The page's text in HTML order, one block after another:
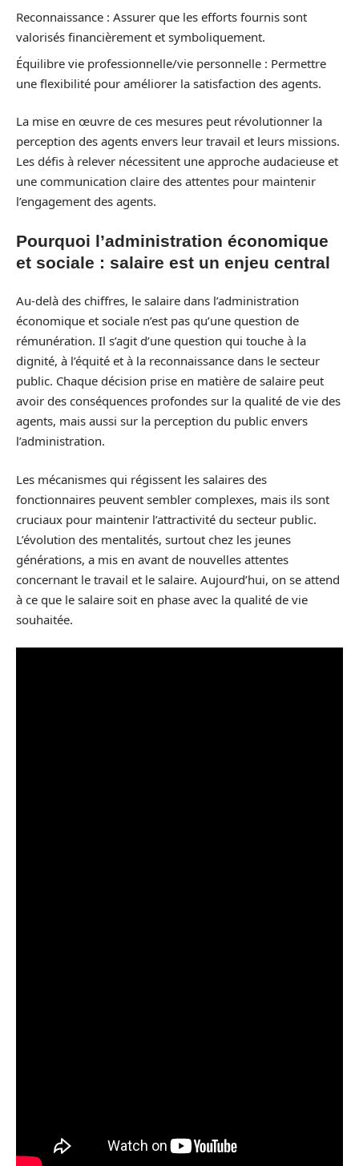
Reconnaissance : Assurer que les efforts fournis sont
valorisés financièrement et symboliquement.
Équilibre vie professionnelle/vie personnelle : Permettre
une flexibilité pour améliorer la satisfaction des agents.
La mise en œuvre de ces mesures peut révolutionner la
perception des agents envers leur travail et leurs missions.
Les défis à relever nécessitent une approche audacieuse et
une communication claire des attentes pour maintenir
l’engagement des agents.
Pourquoi l’administration économique
et sociale : salaire est un enjeu central
Au-delà des chiffres, le salaire dans l’administration
économique et sociale n’est pas qu’une question de
rémunération. Il s’agit d’une question qui touche à la
dignité, à l’équité et à la reconnaissance dans le secteur
public. Chaque décision prise en matière de salaire peut
avoir des conséquences profondes sur la qualité de vie des
agents, mais aussi sur la perception du public envers
l’administration.
Les mécanismes qui régissent les salaires des
fonctionnaires peuvent sembler complexes, mais ils sont
cruciaux pour maintenir l’attractivité du secteur public.
L’évolution des mentalités, surtout chez les jeunes
générations, a mis en avant de nouvelles attentes
concernant le travail et le salaire. Aujourd’hui, on se attend
à ce que le salaire soit en phase avec la qualité de vie
souhaitée.